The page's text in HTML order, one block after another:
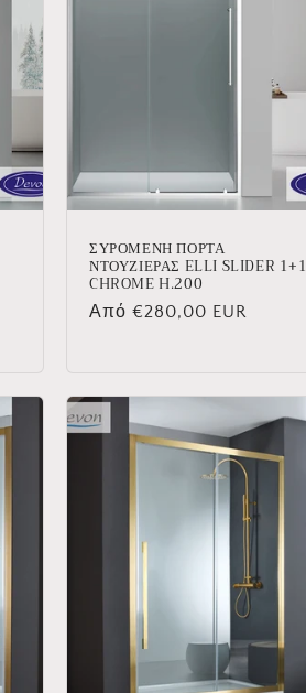
ΣΥΡΟΜΕΝΗ ΠΟΡΤΑ
ΝΤΟΥΖΙΕΡΑΣ ELLI SLIDER 1+1
CHROME H.200
Κανονική
Από €280,00 EUR